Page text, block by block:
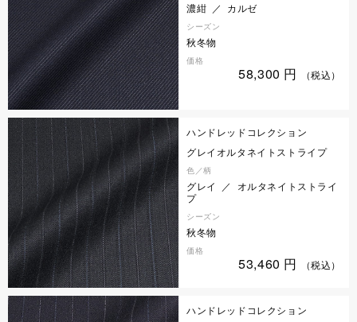
濃紺 ／ カルゼ
シーズン
秋冬物
価格
58,300 円 （税込）
ハンドレッドコレクション
グレイオルタネイトストライプ
色／柄
グレイ ／ オルタネイトストライ
プ
シーズン
秋冬物
価格
53,460 円 （税込）
ハンドレッドコレクション